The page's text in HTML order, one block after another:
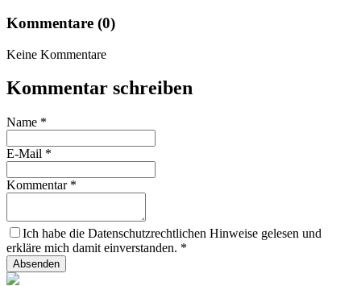
Kommentare (0)
Keine Kommentare
Kommentar schreiben
Name *
E-Mail *
Kommentar *
Ich habe die Datenschutzrechtlichen Hinweise gelesen und
erkläre mich damit einverstanden. *
Absenden